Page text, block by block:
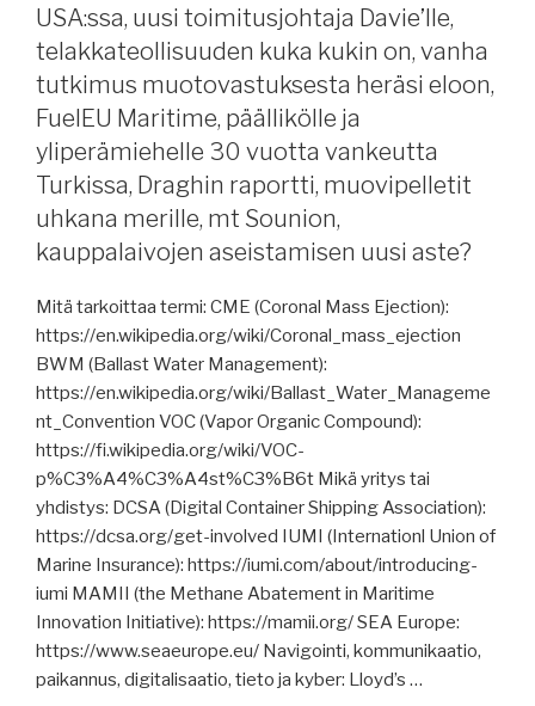
lisämaksuja,
Helsingin
matkustajaliikenne,
Tukholmaan
maasähkö,
globalisaation
jatkosta,
Kiinan
talouskasvu,
harmaan
laivaston
toiminta,
Punaisen
meren
sotavaaralisät,
ammoniumnitraattia
Klaipedaan?”
USA:ssa, uusi toimitusjohtaja Davie’lle,
telakkateollisuuden kuka kukin on, vanha
tutkimus muotovastuksesta heräsi eloon,
FuelEU Maritime, päällikölle ja
yliperämiehelle 30 vuotta vankeutta
Turkissa, Draghin raportti, muovipelletit
uhkana merille, mt Sounion,
kauppalaivojen aseistamisen uusi aste?
Mitä tarkoittaa termi: CME (Coronal Mass Ejection):
https://en.wikipedia.org/wiki/Coronal_mass_ejection
BWM (Ballast Water Management):
https://en.wikipedia.org/wiki/Ballast_Water_Manageme
nt_Convention VOC (Vapor Organic Compound):
https://fi.wikipedia.org/wiki/VOC-
p%C3%A4%C3%A4st%C3%B6t Mikä yritys tai
yhdistys: DCSA (Digital Container Shipping Association):
https://dcsa.org/get-involved IUMI (Internationl Union of
Marine Insurance): https://iumi.com/about/introducing-
iumi MAMII (the Methane Abatement in Maritime
Innovation Initiative): https://mamii.org/ SEA Europe:
https://www.seaeurope.eu/ Navigointi, kommunikaatio,
paikannus, digitalisaatio, tieto ja kyber: Lloyd’s …